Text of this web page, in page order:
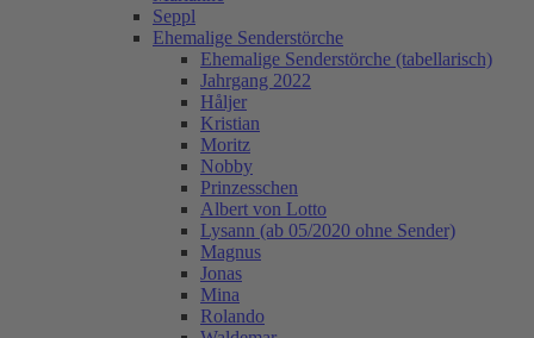
Seppl
Ehemalige Senderstörche
Ehemalige Senderstörche (tabellarisch)
Jahrgang 2022
Håljer
Kristian
Moritz
Nobby
Prinzesschen
Albert von Lotto
Lysann (ab 05/2020 ohne Sender)
Magnus
Jonas
Mina
Rolando